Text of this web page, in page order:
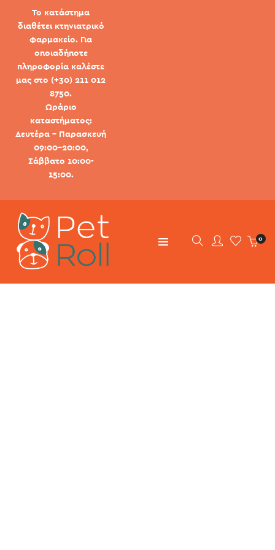
Το κατάστημα
διαθέτει κτηνιατρικό
φαρμακείο. Για
οποιαδήποτε
πληροφορία καλέστε
μας στο (+30) 211 012
8750.
Ωράριο
καταστήματος:
Δευτέρα - Παρασκευή
09:00-20:00,
Σάββατο 10:00-
15:00.
0